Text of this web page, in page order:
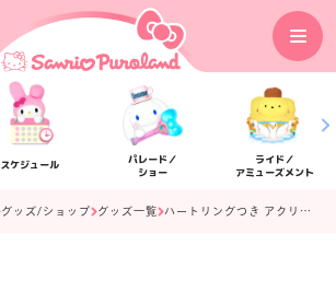
スケジュール
パレード／
ショー
ライド／
アミューズメント
グッズ/ショップ グッズ一覧 ハートリングつき アクリルカラビナ(ウィッシュミーメル)